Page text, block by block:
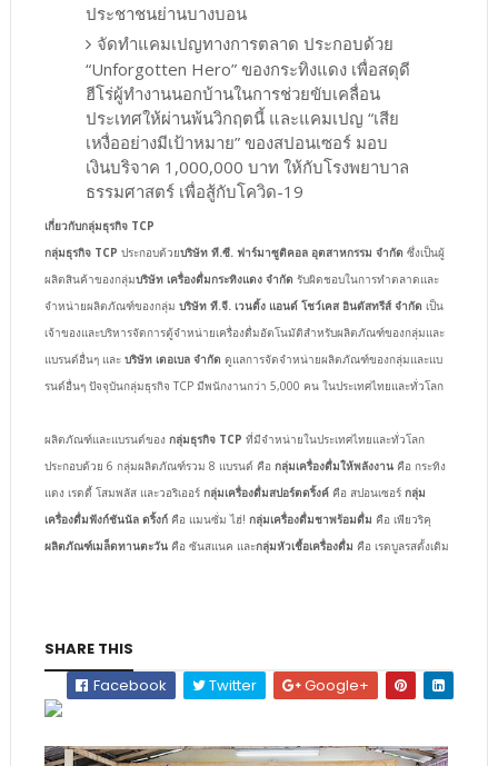
ประชาชนย่านบางบอน
จัดทำแคมเปญทางการตลาด ประกอบด้วย
“Unforgotten Hero” ของกระทิงแดง เพื่อสดุดี
ฮีโร่ผู้ทำงานนอกบ้านในการช่วยขับเคลื่อน
ประเทศให้ผ่านพ้นวิกฤตนี้ และแคมเปญ “เสีย
เหงื่ออย่างมีเป้าหมาย” ของสปอนเซอร์ มอบ
เงินบริจาค 1,000,000 บาท ให้กับโรงพยาบาล
ธรรมศาสตร์ เพื่อสู้กับโควิด-19
เกี่ยวกับกลุ่มธุรกิจ TCP
กลุ่มธุรกิจ TCP ประกอบด้วยบริษัท ที.ซี. ฟาร์มาซูติคอล อุตสาหกรรม จำกัด ซึ่งเป็นผู้
ผลิตสินค้าของกลุ่มบริษัท เครื่องดื่มกระทิงแดง จำกัด รับผิดชอบในการทำตลาดและ
จำหน่ายผลิตภัณฑ์ของกลุ่ม บริษัท ที.จี. เวนดิ้ง แอนด์ โชว์เคส อินดัสทรีส์ จำกัด เป็น
เจ้าของและบริหารจัดการตู้จำหน่ายเครื่องดื่มอัตโนมัติสำหรับผลิตภัณฑ์ของกลุ่มและ
แบรนด์อื่นๆ และ บริษัท เดอเบล จำกัด ดูแลการจัดจำหน่ายผลิตภัณฑ์ของกลุ่มและแบ
รนด์อื่นๆ ปัจจุบันกลุ่มธุรกิจ TCP มีพนักงานกว่า 5,000 คน ในประเทศไทยและทั่วโลก
ผลิตภัณฑ์และแบรนด์ของกลุ่มธุรกิจ TCP ที่มีจำหน่ายในประเทศไทยและทั่วโลก
ประกอบด้วย 6 กลุ่มผลิตภัณฑ์รวม 8 แบรนด์ คือ กลุ่มเครื่องดื่มให้พลังงานคือ กระทิง
แดง เรดดี้ โสมพลัส และวอริเออร์ กลุ่มเครื่องดื่มสปอร์ตดริ้งค์คือ สปอนเซอร์ กลุ่ม
เครื่องดื่มฟังก์ชันนัล ดริ้งก์คือ แมนซั่ม ไฮ่! กลุ่มเครื่องดื่มชาพร้อมดื่ม คือ เพียวริคุ
ผลิตภัณฑ์เมล็ดทานตะวันคือ ซันสแนค และกลุ่มหัวเชื้อเครื่องดื่ม คือ เรดบูลรสดั้งเดิม
SHARE THIS
Facebook
Twitter Google+